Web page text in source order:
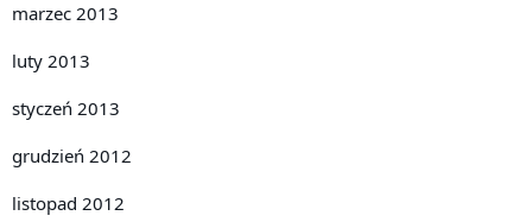
marzec 2013
luty 2013
styczeń 2013
grudzień 2012
listopad 2012